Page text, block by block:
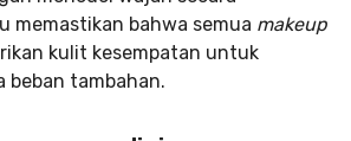
memastikan bahwa semua makeup
kulit kesempatan untuk
beban tambahan.